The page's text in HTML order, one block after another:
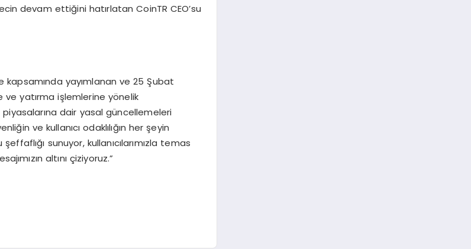
devam ettiğini hatırlatan CoinTR CEO’su
kapsamında yayımlanan ve 25 Şubat
yatırma işlemlerine yönelik
dair yasal güncellemeleri
ve kullanıcı odaklılığın her şeyin
sunuyor, kullanıcılarımızla temas
altını çiziyoruz.”